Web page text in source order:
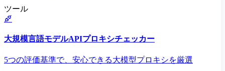
ツール
大規模言語モデルAPIプロキシチェッカー
5つの評価基準で、安心できる大模型プロキシを厳選